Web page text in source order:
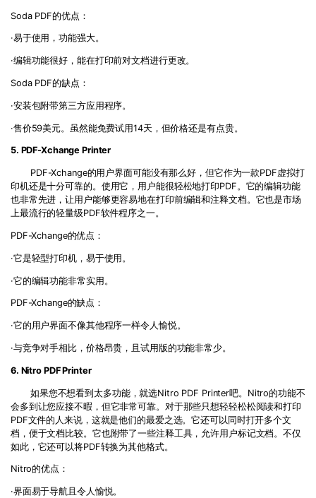
Soda PDF的优点：
·易于使用，功能强大。
·编辑功能很好，能在打印前对文档进行更改。
Soda PDF的缺点：
·安装包附带第三方应用程序。
·售价59美元。虽然能免费试用14天，但价格还是有点贵。
5. PDF-Xchange Printer
PDF-Xchange的用户界面可能没有那么好，但它作为一款PDF虚拟打
印机还是十分可靠的。使用它，用户能很轻松地打印PDF。它的编辑功能
也非常先进，让用户能够更容易地在打印前编辑和注释文档。它也是市场
上最流行的轻量级PDF软件程序之一。
PDF-Xchange的优点：
·它是轻型打印机，易于使用。
·它的编辑功能非常实用。
PDF-Xchange的缺点：
·它的用户界面不像其他程序一样令人愉悦。
·与竞争对手相比，价格昂贵，且试用版的功能非常少。
6. Nitro PDF Printer
如果您不想看到太多功能，就选Nitro PDF Printer吧。Nitro的功能不
会多到让您应接不暇，但它非常可靠。对于那些只想轻轻松松阅读和打印
PDF文件的人来说，这就是他们的最爱之选。它还可以同时打开多个文
档，便于文档比较。它也附带了一些注释工具，允许用户标记文档。不仅
如此，它还可以将PDF转换为其他格式。
Nitro的优点：
·界面易于导航且令人愉悦。